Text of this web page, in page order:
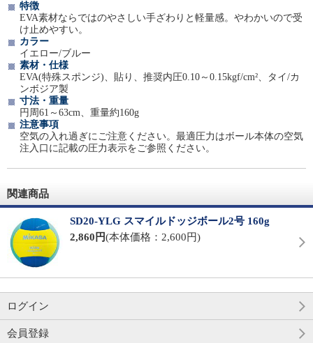
特徴
EVA素材ならではのやさしい手ざわりと軽量感。やわかいので受
け止めやすい。
カラー
イエロー/ブルー
素材・仕様
EVA(特殊スポンジ)、貼り、推奨内圧0.10～0.15kgf/cm²、タイ/カ
ンボジア製
寸法・重量
円周61～63cm、重量約160g
注意事項
空気の入れ過ぎにご注意ください。最適圧力はボール本体の空気
注入口に記載の圧力表示をご参照ください。
関連商品
SD20-YLG スマイルドッジボール2号 160g
2,860円(本体価格：2,600円)
ログイン
会員登録